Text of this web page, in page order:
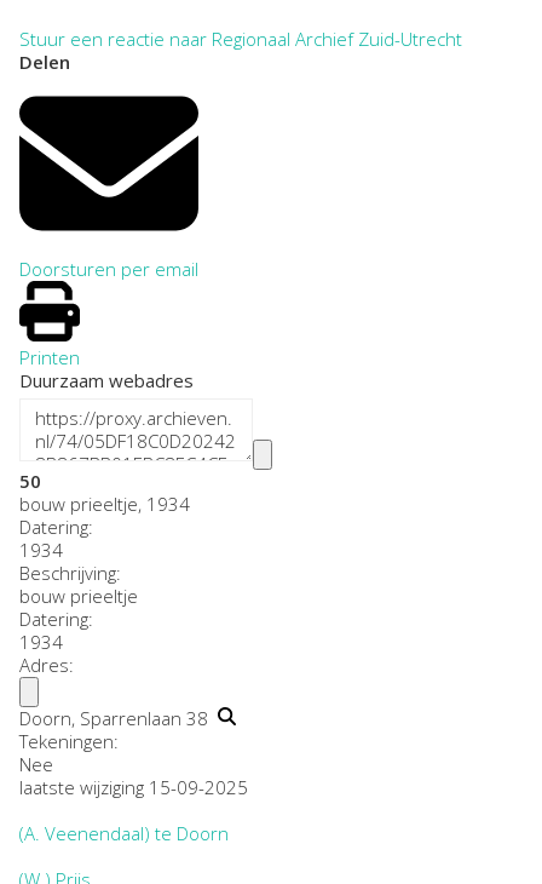
Stuur een reactie naar Regionaal Archief Zuid-Utrecht
Delen
Doorsturen per email
Printen
Duurzaam webadres
50
bouw prieeltje, 1934
Datering:
1934
Beschrijving:
bouw prieeltje
Datering:
1934
Adres:
Doorn, Sparrenlaan 38
Tekeningen:
Nee
laatste wijziging 15-09-2025
(A. Veenendaal) te Doorn
(W.) Prijs